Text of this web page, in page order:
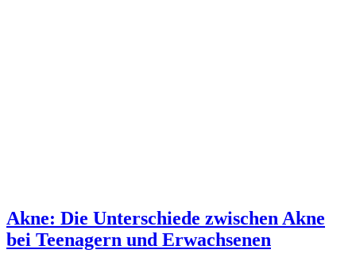
Akne: Die Unterschiede zwischen Akne
bei Teenagern und Erwachsenen